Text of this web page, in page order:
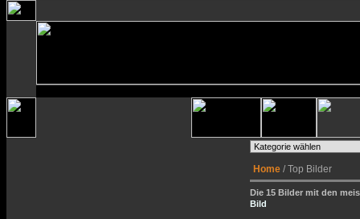
Home / Top Bilder
Die 15 Bilder mit den
Bild